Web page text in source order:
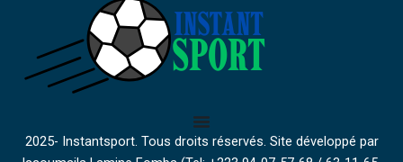
2025- Instantsport. Tous droits réservés. Site développé par